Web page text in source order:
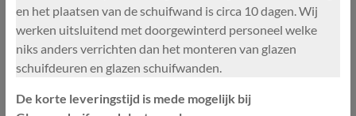
en het plaatsen van de schuifwand is circa 10 dagen. Wij
werken uitsluitend met doorgewinterd personeel welke
niks anders verrichten dan het monteren van glazen
schuifdeuren en glazen schuifwanden.
De korte leveringstijd is mede mogelijk bij